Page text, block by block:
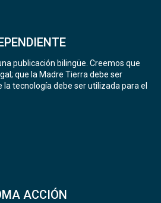
publicación bilingüe. Creemos que
que la Madre Tierra debe ser
la tecnología debe ser utilizada para el
ACCIÓN